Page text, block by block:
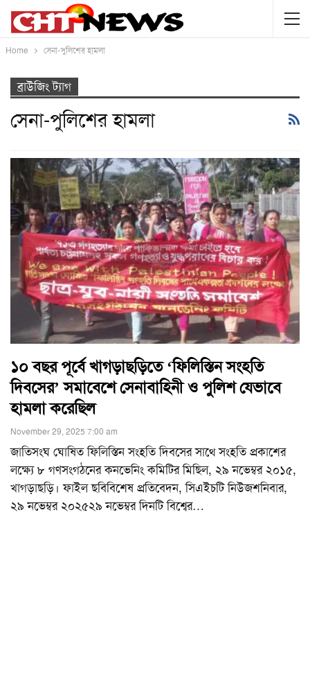
Home সেনা-পুলিশের হামলা
ব্রাউজিং ট্যাগ
সেনা-পুলিশের হামলা
১০ বছর পূর্বে খাগড়াছড়িতে ‘ফিলিস্তিন সংহতি
দিবসের’ সমাবেশে সেনাবাহিনী ও পুলিশ যেভাবে
হামলা করেছিল
November 29, 2025 7:00 am
জাতিসংঘ ঘোষিত ফিলিস্তিন সংহতি দিবসের সাথে সংহতি প্রকাশের
লক্ষ্যে ৮ গণসংগঠনের কনভেনিং কমিটির মিছিল, ২৯ নভেম্বর ২০১৫,
খাগড়াছড়ি। ফাইল ছবিবিশেষ প্রতিবেদন, সিএইচটি নিউজশনিবার,
২৯ নভেম্বর ২০২৫২৯ নভেম্বর দিনটি বিশ্বের…